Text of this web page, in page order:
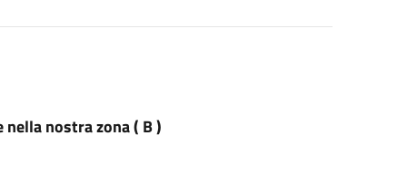
nella nostra zona ( B )